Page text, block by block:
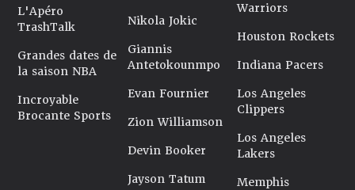
L'Apéro
TrashTalk
Grandes dates de
la saison NBA
Incroyable
Brocante Sports
Nikola Jokic
Giannis
Antetokounmpo
Evan Fournier
Zion Williamson
Devin Booker
Jayson Tatum
Warriors
Houston Rockets
Indiana Pacers
Los Angeles
Clippers
Los Angeles
Lakers
Memphis